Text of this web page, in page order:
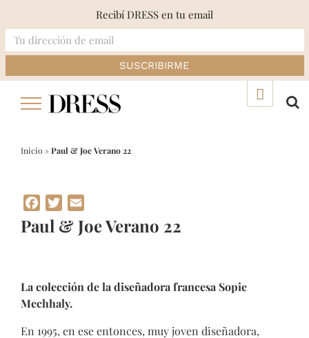
Inicio »Paul & Joe Verano 22
Facebook
Twitter
Paul & Joe Verano 22
La colección de la diseñadora francesa Sopie
Mechhaly.
En 1995, en ese entonces, muy joven diseñadora,
Recibí DRESS en tu email